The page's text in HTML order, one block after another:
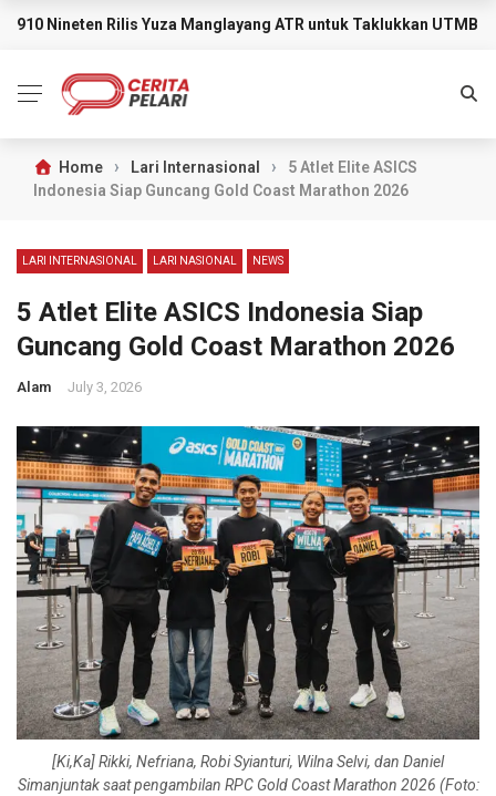
BREAKING NEWS
910 Nineten Rilis Yuza Manglayang ATR untuk Taklukkan UTMB
Home › Lari Internasional ›
5 Atlet Elite ASICS
Indonesia Siap Guncang Gold Coast Marathon 2026
LARI INTERNASIONAL LARI NASIONAL NEWS
5 Atlet Elite ASICS Indonesia Siap
Guncang Gold Coast Marathon 2026
Alam July 3, 2026
[Ki,Ka] Rikki, Nefriana, Robi Syianturi, Wilna Selvi, dan Daniel
Simanjuntak saat pengambilan RPC Gold Coast Marathon 2026 (Foto: